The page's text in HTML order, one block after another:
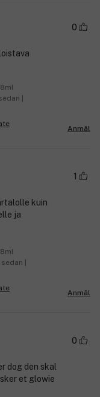
0
|
Anmäl
1
kuin
ja
|
Anmäl
0
dog den skal
et glowie